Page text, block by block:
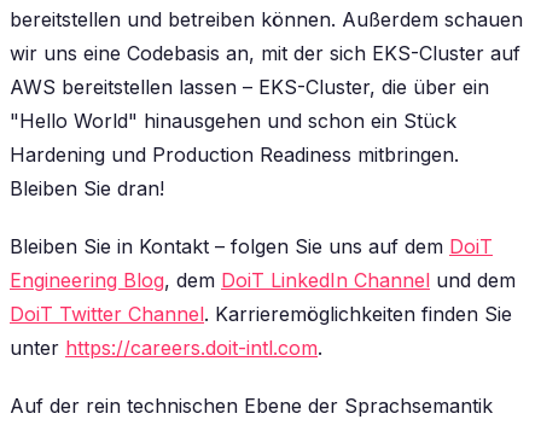
bereitstellen und betreiben können. Außerdem schauen
wir uns eine Codebasis an, mit der sich EKS-Cluster auf
AWS bereitstellen lassen – EKS-Cluster, die über ein
"Hello World" hinausgehen und schon ein Stück
Hardening und Production Readiness mitbringen.
Bleiben Sie dran!
Bleiben Sie in Kontakt – folgen Sie uns auf dem DoiT
Engineering Blog, dem DoiT LinkedIn Channel und dem
DoiT Twitter Channel. Karrieremöglichkeiten finden Sie
unter https://careers.doit-intl.com.
Auf der rein technischen Ebene der Sprachsemantik